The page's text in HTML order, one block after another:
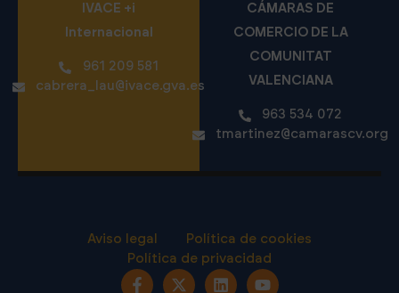
IVACE +i
Internacional
961 209 581
cabrera_lau@ivace.gva.es
CÁMARAS DE
COMERCIO DE LA
COMUNITAT
VALENCIANA
963 534 072
tmartinez@camarascv.org
Aviso legal
Política de cookies
Política de privacidad